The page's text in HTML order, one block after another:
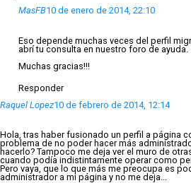
MasFB10 de enero de 2014, 22:10
Eso depende muchas veces del perfil
abrí tu consulta en nuestro foro de ayuda.
Muchas gracias!!!
Responder
Raquel Lopez10 de febrero de 2014, 12:14
Hola, tras haber fusionado un perfil a página
problema de no poder hacer más
hacerlo? Tampoco me deja ver el muro de
cuando podía indistintamente operar como
Pero vaya, que lo que más me preocupa es
administrador a mi página y no me deja...